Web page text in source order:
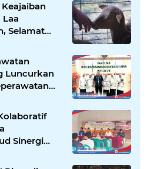
Laa
Selamat
Luncurkan
Riset
Tidur
Sinergi